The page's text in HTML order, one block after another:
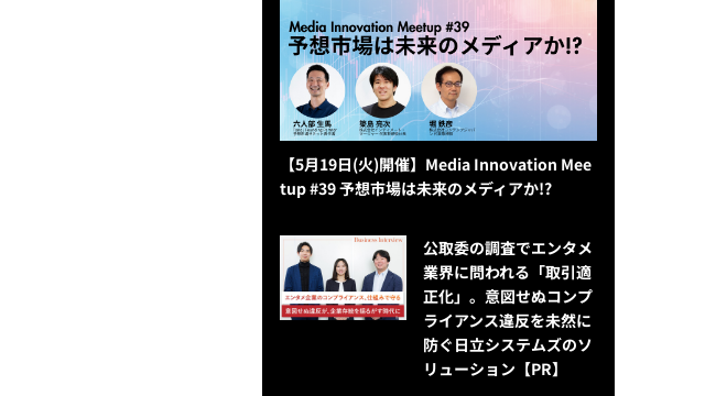
【5月19日(火)開催】Media Innovation Mee
tup #39 予想市場は未来のメディアか!?
公​​取委の調査でエンタメ
業界に問われる「取引適
正化」。意図せぬコンプ
ライアンス違反を未然に
防ぐ日立システムズのソ
リューション​【PR】